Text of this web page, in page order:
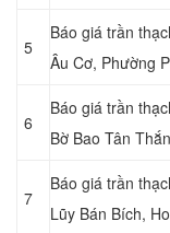
5
Báo giá trần
Âu Cơ, Phường
6
Báo giá trần
Bờ Bao Tân
7
Báo giá trần
Lũy Bán Bích,